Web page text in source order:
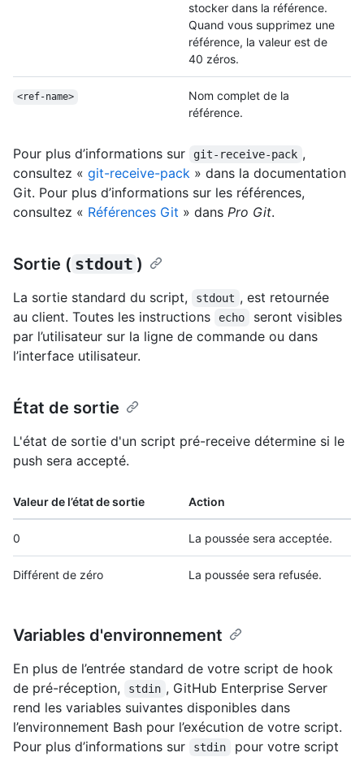
stocker dans la référence.
Quand vous supprimez une
référence, la valeur est de
40 zéros.
<ref-name>
Nom complet de la
référence.
Pour plus d’informations sur git-receive-pack ,
consultez « git-receive-pack » dans la documentation
Git. Pour plus d’informations sur les références,
consultez « Références Git » dans Pro Git.
Sortie ( stdout )
La sortie standard du script, stdout , est retournée
au client. Toutes les instructions
echo
seront visibles
par l’utilisateur sur la ligne de commande ou dans
l’interface utilisateur.
État de sortie
L'état de sortie d'un script pré-receive détermine si le
push sera accepté.
Valeur de l’état de sortie Action
0 La poussée sera acceptée.
Différent de zéro La poussée sera refusée.
Variables d'environnement
En plus de l’entrée standard de votre script de hook
de pré-réception,
stdin , GitHub Enterprise Server
rend les variables suivantes disponibles dans
l’environnement Bash pour l’exécution de votre script.
Pour plus d’informations sur
stdin
pour votre script